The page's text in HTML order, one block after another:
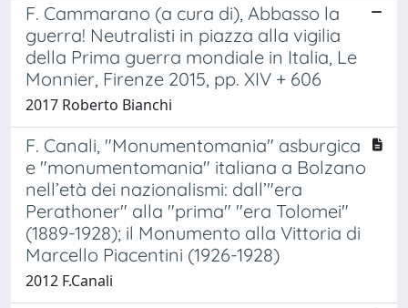
F. Cammarano (a cura di), Abbasso la
guerra! Neutralisti in piazza alla vigilia
della Prima guerra mondiale in Italia, Le
Monnier, Firenze 2015, pp. XIV + 606
2017 Roberto Bianchi
F. Canali, "Monumentomania" asburgica
e "monumentomania" italiana a Bolzano
nell’età dei nazionalismi: dall’"era
Perathoner" alla "prima" "era Tolomei"
(1889-1928); il Monumento alla Vittoria di
Marcello Piacentini (1926-1928)
2012 F.Canali